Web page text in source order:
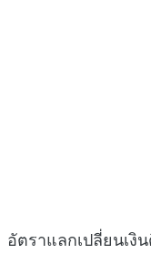
อัตราแลกเปลี่ยนเงิ